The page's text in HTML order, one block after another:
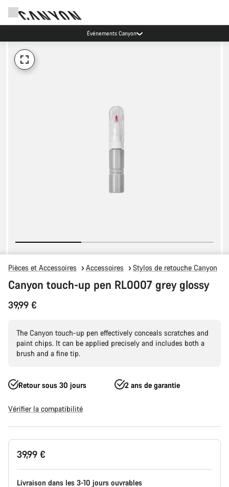
Événements Canyon
Pièces et Accessoires Accessoires Stylos de retouche Canyon
Canyon touch-up pen RL0007 grey glossy
39,99 €
The Canyon touch-up pen effectively conceals scratches and
paint chips. It can be applied precisely and includes both a
brush and a fine tip.
Retour sous 30 jours 2 ans de garantie
Vérifier la compatibilité
Configuration
39,99 €
Livraison dans les 3-10 jours ouvrables